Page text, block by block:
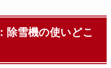
除雪機の使いどこ